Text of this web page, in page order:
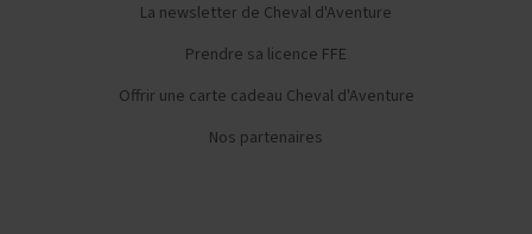
La newsletter de Cheval d'Aventure
Prendre sa licence FFE
Offrir une carte cadeau Cheval d'Aventure
Nos partenaires